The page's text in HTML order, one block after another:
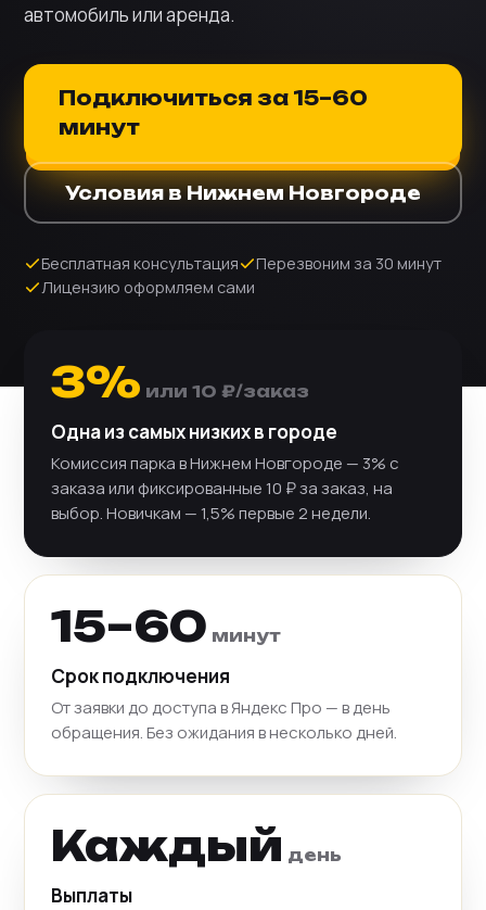
автомобиль или аренда.
Подключиться за 15–60
минут
Условия в Нижнем Новгороде
Бесплатная консультация
Перезвоним за 30 минут
Лицензию оформляем сами
3% или 10 ₽/заказ
Одна из самых низких в городе
Комиссия парка в Нижнем Новгороде — 3% с
заказа или фиксированные 10 ₽ за заказ, на
выбор. Новичкам — 1,5% первые 2 недели.
15–60 минут
Срок подключения
От заявки до доступа в Яндекс Про — в день
обращения. Без ожидания в несколько дней.
Каждый день
Выплаты